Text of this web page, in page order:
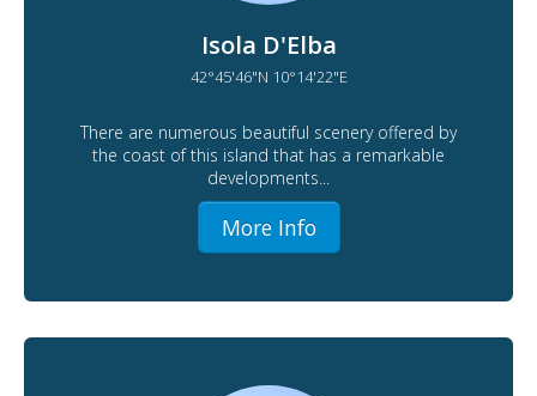
Isola D'Elba
42°45'46"N 10°14'22"E
There are numerous beautiful scenery offered by
the coast of this island that has a remarkable
developments...
More Info